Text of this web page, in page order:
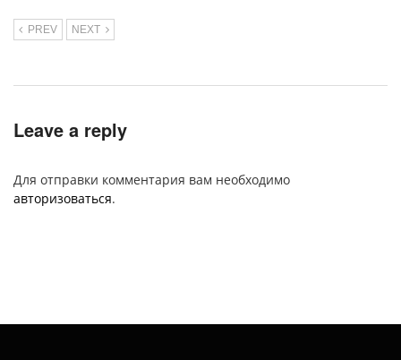
PREV NEXT
Leave a reply
Для отправки комментария вам необходимо
авторизоваться.